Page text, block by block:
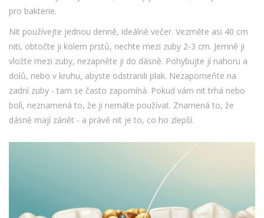
pro bakterie.
Nit používejte jednou denně, ideálně večer. Vezměte asi 40 cm
niti, obtočte ji kolem prstů, nechte mezi zuby 2-3 cm. Jemně ji
vložte mezi zuby, nezapněte ji do dásně. Pohybujte jí nahoru a
dolů, nebo v kruhu, abyste odstranili plak. Nezapomeňte na
zadní zuby - tam se často zapomíná. Pokud vám nit trhá nebo
bolí, neznamená to, že ji nemáte používat. Znamená to, že
dásně mají zánět - a právě nit je to, co ho zlepší.